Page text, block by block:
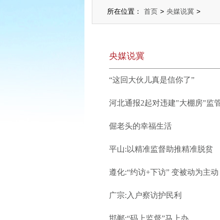
所在位置： 首页 > 央媒说冀 >
央媒说冀
“这回大伙儿真是信你了”
河北通报2起对违建"大棚房"监
倔老头的幸福生活
平山:以精准监督助推精准脱贫
遵化:“约访+下访” 变被动为主动
广宗:入户察访护民利
邯郸:“码上监督”马上办